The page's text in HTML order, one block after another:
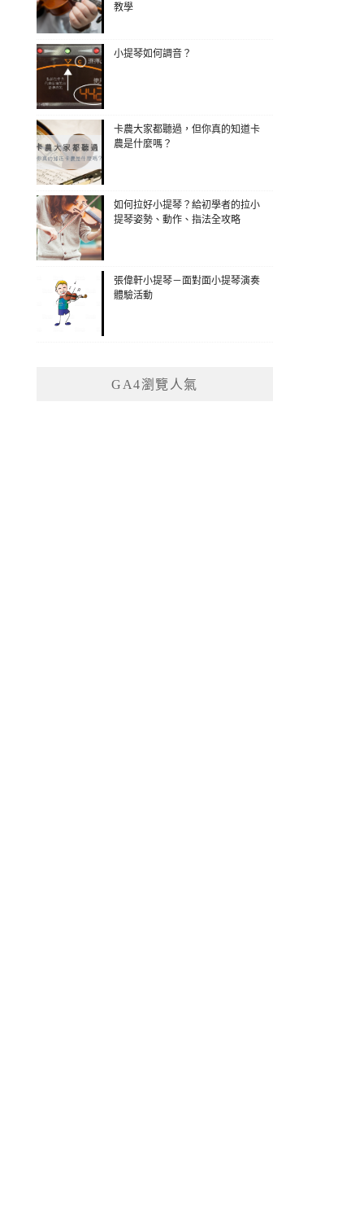
教學
小提琴如何調音？
卡農大家都聽過，但你真的知道卡
農是什麼嗎？
如何拉好小提琴？給初學者的拉小
提琴姿勢、動作、指法全攻略
張偉軒小提琴－面對面小提琴演奏
體驗活動
GA4瀏覽人氣